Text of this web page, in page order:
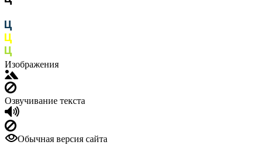
Изображения
Озвучивание текста
Обычная версия сайта